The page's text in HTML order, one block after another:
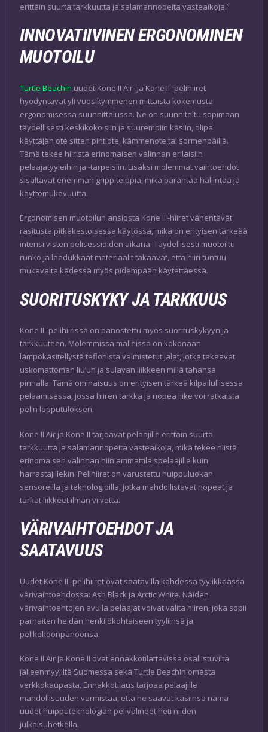
erittäin suurta tarkkuutta ja salamannopeita vasteaikoja.”
INNOVATIIVINEN ERGONOMINEN
MUOTOILU
Turtle Beachin uudet Kone II Air- ja Kone II -pelihiiret
hyödyntävät yli vuosikymmenen mittaista kokemusta
ergonomisessa suunnittelussa. Ne on suunniteltu sopimaan
täydellisesti keskikokoisiin ja suurempiin käsiin, olipa
käyttäjän ote sitten pihtiote, kämmenote tai sormenpäillä.
Tämä tekee hiiristä erinomaisen valinnan erilaisiin
pelaajatyyleihin ja -tarpeisiin. Lisäksi molemmat vaihtoehdot
sisältävät enemmän grippiteippiä, mikä parantaa hallintaa ja
käyttömukavuutta.
Ergonomisen muotoilun ansiosta Kone II -hiiret vähentävät
rasitusta pitkäkestoisessa käytössä, mikä on erityisen tärkeää
intensiivisten pelisessioiden aikana. Täydellisesti muotoiltu
runko ja laadukkaat materiaalit takaavat, että hiiri tuntuu
mukavalta kädessä myös pidempään käytettäessä.
SUORITUSKYKY JA TARKKUUS
Kone II -pelihiirissä on panostettu myös suorituskykyyn ja
tarkkuuteen. Molemmissa malleissa on kokonaan
lämpökäsitellystä teflonista valmistetut jalat, jotka takaavat
uskomattoman liu’un ja sulavan liikkeen millä tahansa
pinnalla. Tämä ominaisuus on erityisen tärkeä kilpailullisessa
pelaamisessa, jossa hiiren tarkka ja nopea liike voi ratkaista
pelin lopputuloksen.
Kone II Air ja Kone II tarjoavat pelaajille erittäin suurta
tarkkuutta ja salamannopeita vasteaikoja, mikä tekee niistä
erinomaisen valinnan niin ammattilaispelaajille kuin
harrastajillekin. Pelihiiret on varustettu huippuluokan
sensoreilla ja teknologioilla, jotka mahdollistavat nopeat ja
tarkat liikkeet ilman viivettä.
VÄRIVAIHTOEHDOT JA
SAATAVUUS
Uudet Kone II -pelihiiret ovat saatavilla kahdessa tyylikkäässä
värivaihtoehdossa: Ash Black ja Arctic White. Näiden
värivaihtoehtojen avulla pelaajat voivat valita hiiren, joka sopii
parhaiten heidän henkilökohtaiseen tyyliinsä ja
pelikokoonpanoonsa.
Kone II Air ja Kone II ovat ennakkotilattavissa osallistuvilta
jälleenmyyjiltä Suomessa sekä Turtle Beachin omasta
verkkokaupasta. Ennakkotilaus tarjoaa pelaajille
mahdollisuuden varmistaa, että he saavat käsiinsä nämä
uudet huipputeknologian pelivälineet heti niiden
julkaisuhetkellä.